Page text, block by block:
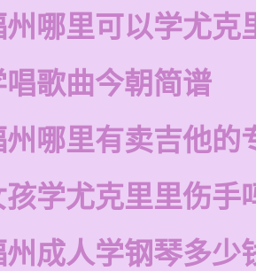
州哪里可以学尤克
唱歌曲今朝简谱
州哪里有卖吉他的
孩学尤克里里伤手
州成人学钢琴多少